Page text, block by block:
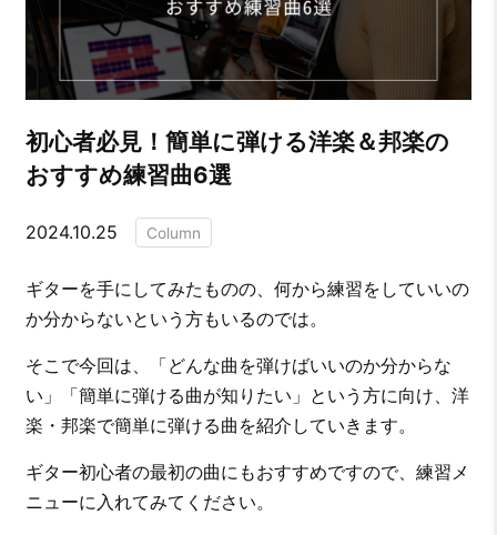
初心者必見！簡単に弾ける洋楽＆邦楽の
おすすめ練習曲6選
2024.10.25 Column
ギターを手にしてみたものの、何から練習をしていいの
か分からないという方もいるのでは。
そこで今回は、「どんな曲を弾けばいいのか分からな
い」「簡単に弾ける曲が知りたい」という方に向け、洋
楽・邦楽で簡単に弾ける曲を紹介していきます。
ギター初心者の最初の曲にもおすすめですので、練習メ
ニューに入れてみてください。